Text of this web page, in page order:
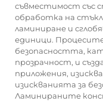
съвместимост със
обработка на
ламиниране и
единици.
безопасността,
прозрачност, и
приложения,
изискванията за
Ламинираните